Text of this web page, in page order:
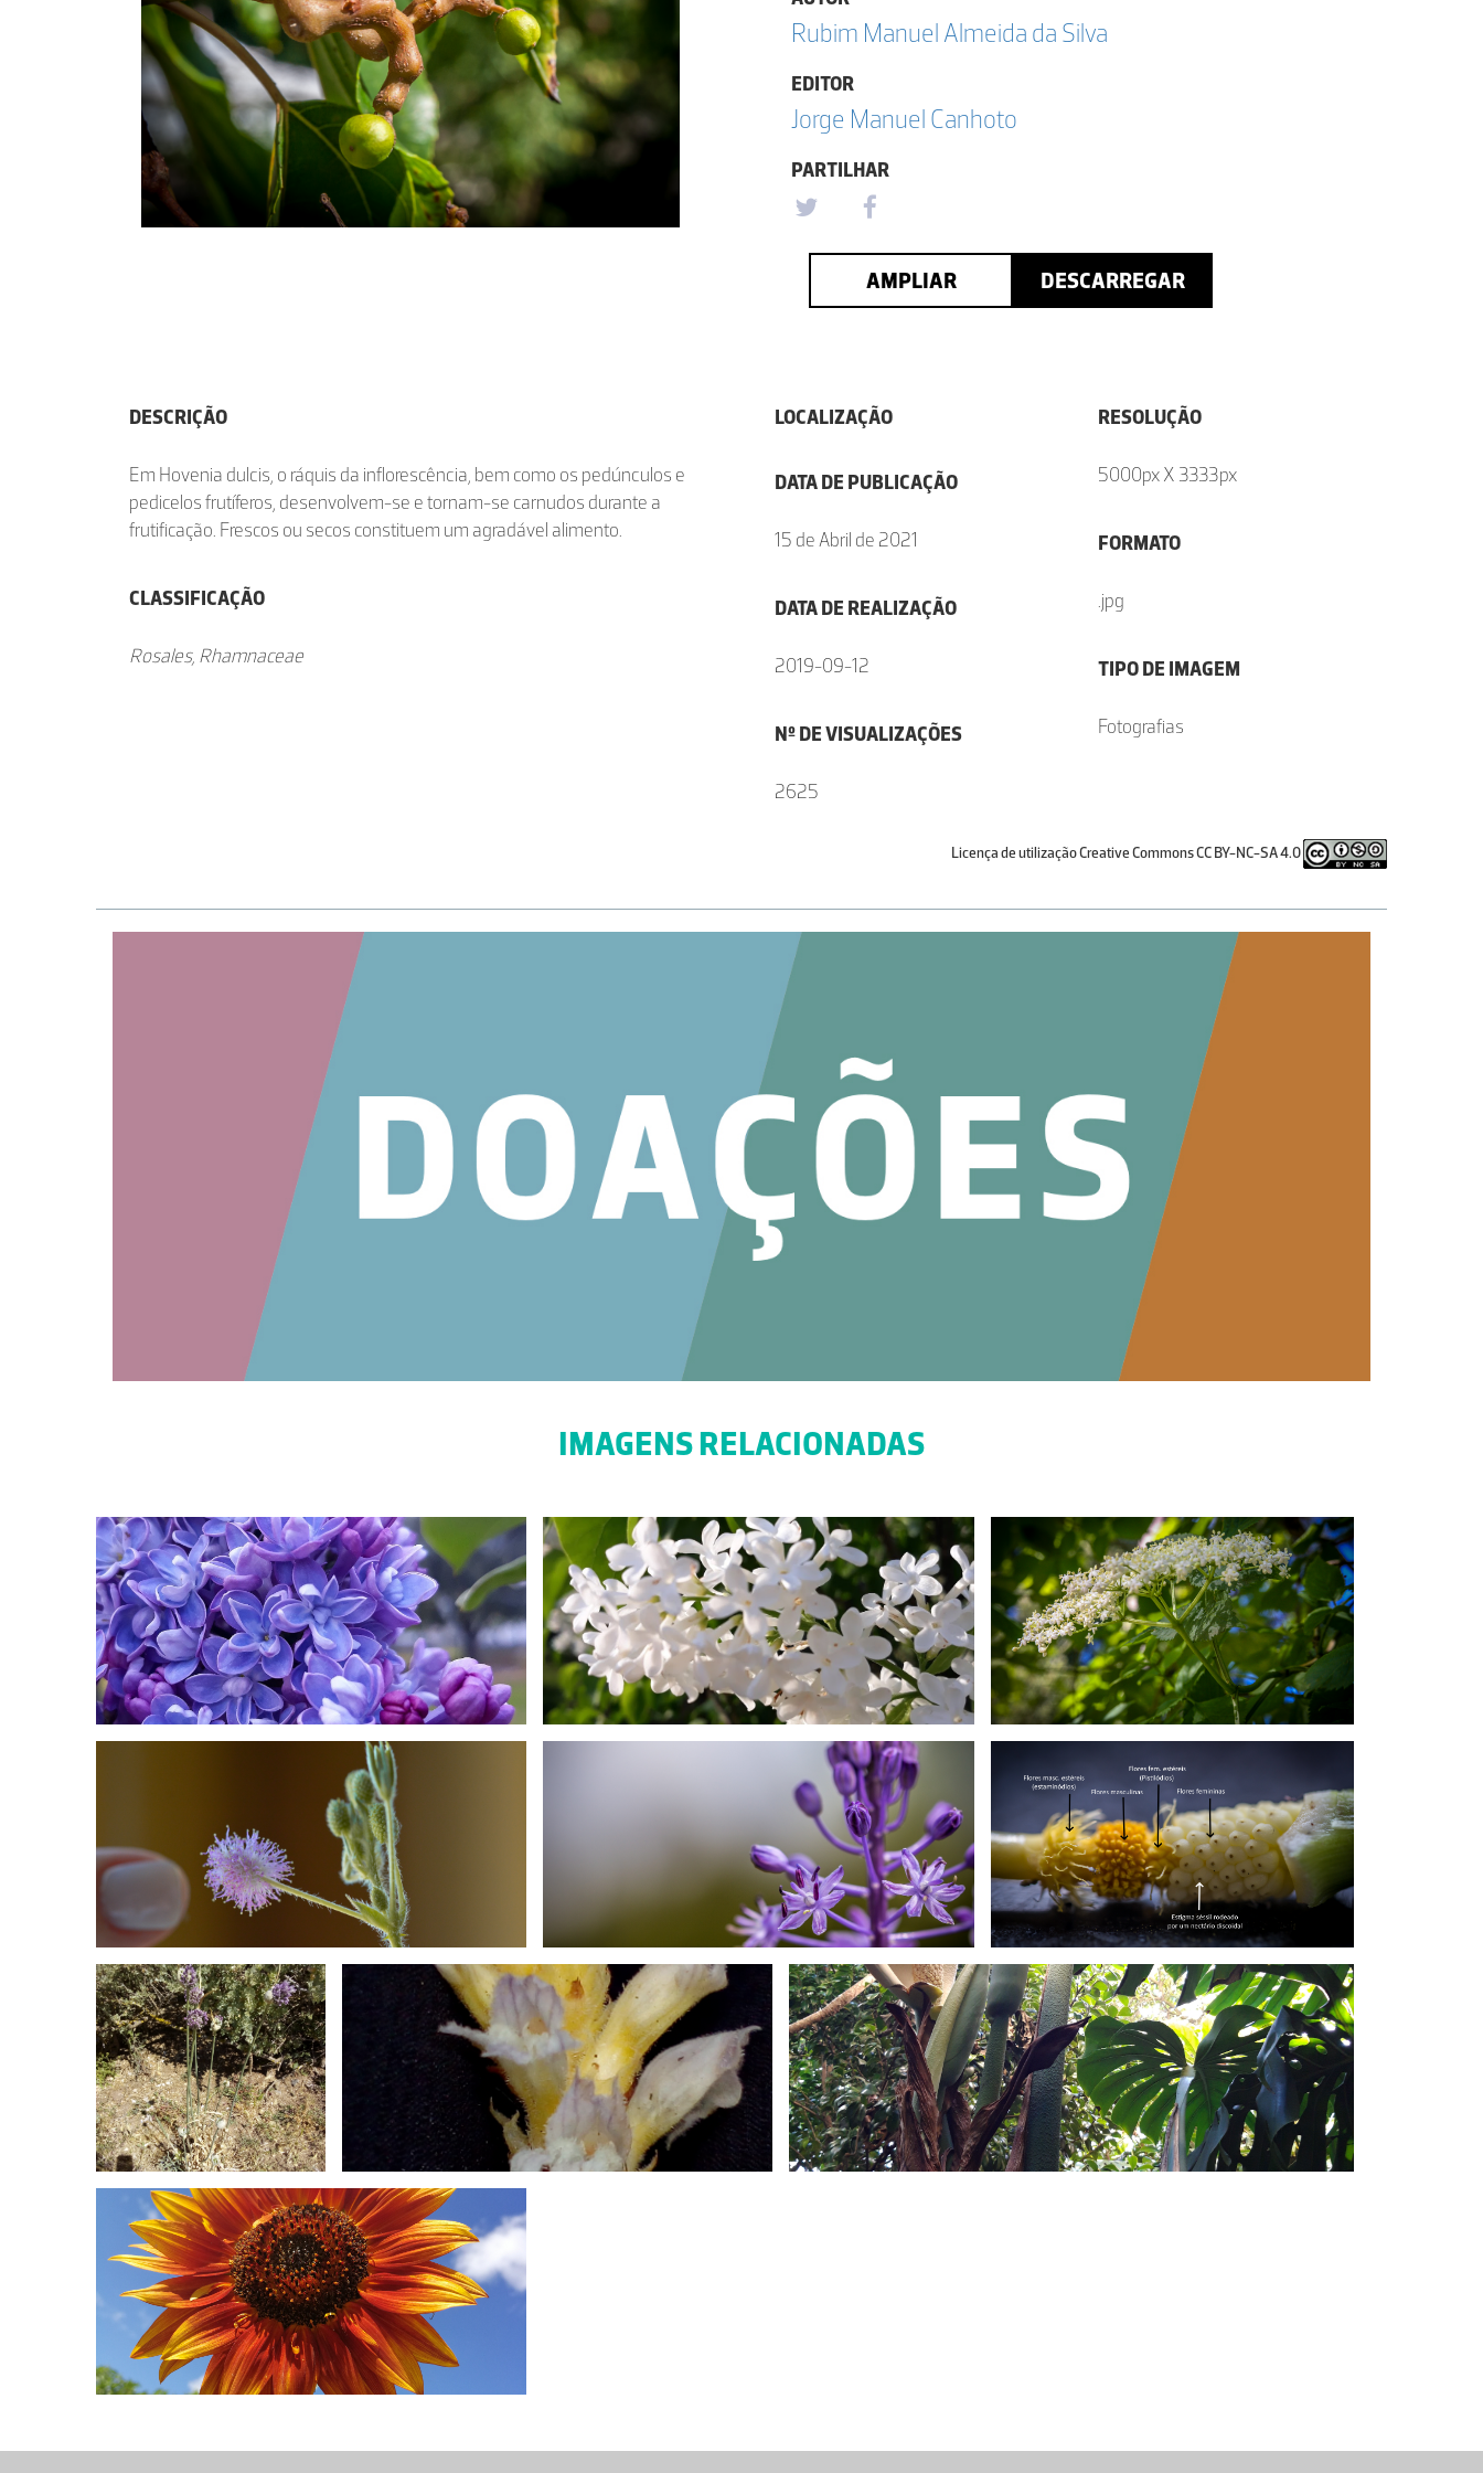
Rubim Manuel Almeida da Silva
EDITOR
Jorge Manuel Canhoto
PARTILHAR
AMPLIAR DESCARREGAR
DESCRIÇÃO
Em Hovenia dulcis, o ráquis da inflorescência, bem como os pedúnculos e
pedicelos frutíferos, desenvolvem-se e tornam-se carnudos durante a
frutificação. Frescos ou secos constituem um agradável alimento.
CLASSIFICAÇÃO
Rosales, Rhamnaceae
LOCALIZAÇÃO
DATA DE PUBLICAÇÃO
15 de Abril de 2021
DATA DE REALIZAÇÃO
2019-09-12
Nº DE VISUALIZAÇÕES
2625
RESOLUÇÃO
5000px X 3333px
FORMATO
.jpg
TIPO DE IMAGEM
Fotografias
Licença de utilização Creative Commons CC BY-NC-SA 4.0
IMAGENS RELACIONADAS